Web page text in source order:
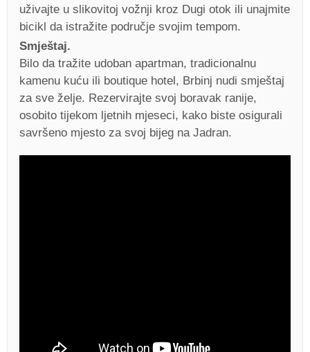
uživajte u slikovitoj vožnji kroz Dugi otok ili unajmite
bicikl da istražite područje svojim tempom.
Smještaj.
Bilo da tražite udoban apartman, tradicionalnu
kamenu kuću ili boutique hotel, Brbinj nudi smještaj
za sve želje. Rezervirajte svoj boravak ranije,
osobito tijekom ljetnih mjeseci, kako biste osigurali
savršeno mjesto za svoj bijeg na Jadran.